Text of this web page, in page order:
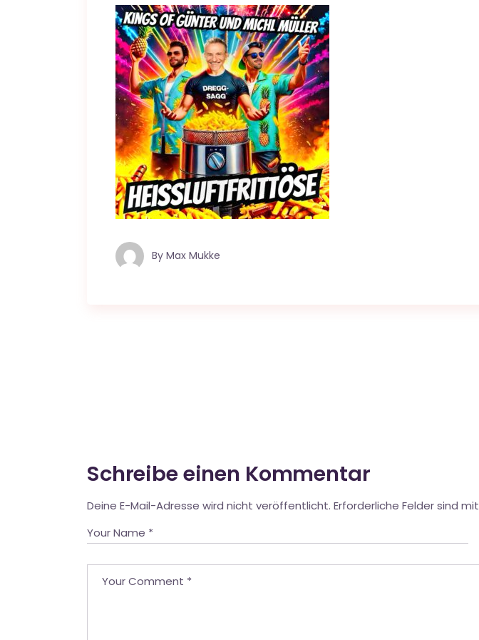
By Max Mukke
Schreibe einen Kommentar
Deine E-Mail-Adresse wird nicht veröffentlicht. Erforderliche Felder sind mit